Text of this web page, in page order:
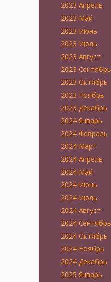
2023 Апрель
2023 Май
2023 Июнь
2023 Июль
2023 Август
2023 Сентябрь
2023 Октябрь
2023 Ноябрь
2023 Декабрь
2024 Январь
2024 Февраль
2024 Март
2024 Апрель
2024 Май
2024 Июнь
2024 Июль
2024 Август
2024 Сентябрь
2024 Октябрь
2024 Ноябрь
2024 Декабрь
2025 Январь